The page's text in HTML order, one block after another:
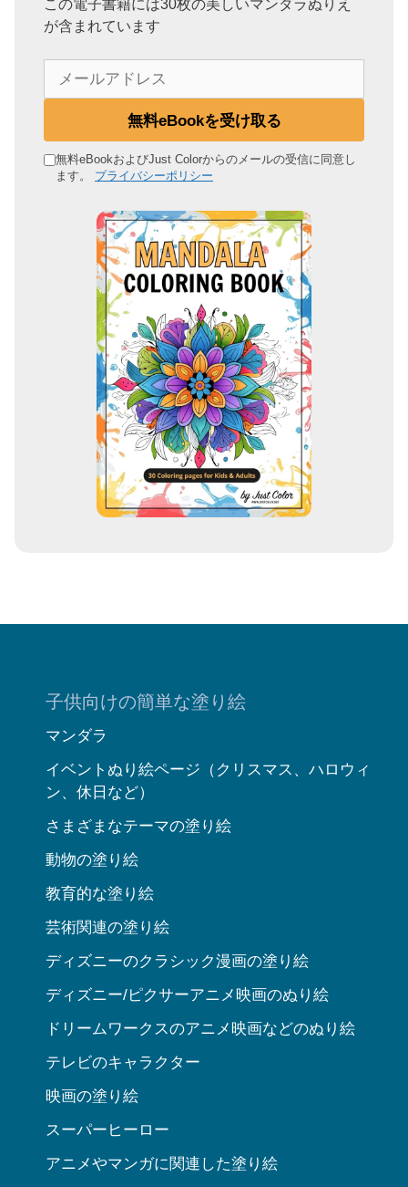
この電子書籍には30枚の美しいマンダラぬりえ
が含まれています
ド
無料eBookを受け取る
無料eBookおよびJust Colorからのメールの受信に同意し
ます。 プライバシーポリシー
子供向けの簡単な塗り絵
マンダラ
イベントぬり絵ページ（クリスマス、ハロウィ
ン、休日など）
さまざまなテーマの塗り絵
動物の塗り絵
教育的な塗り絵
芸術関連の塗り絵
ディズニーのクラシック漫画の塗り絵
ディズニー/ピクサーアニメ映画のぬり絵
ドリームワークスのアニメ映画などのぬり絵
テレビのキャラクター
映画の塗り絵
スーパーヒーロー
アニメやマンガに関連した塗り絵